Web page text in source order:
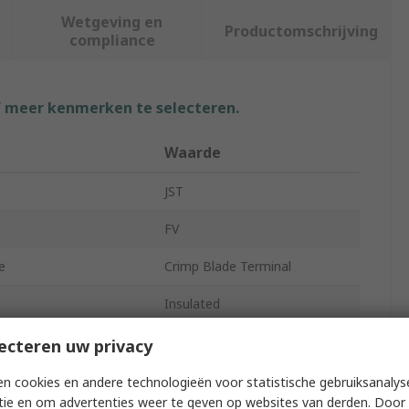
Wetgeving en
compliance
Productomschrijving
kenmerken te selecteren.
Waarde
JST
FV
Crimp Blade Terminal
Insulated
Size AWG 16AWG
uw privacy
cookies en andere technologieën voor statistische
en om advertenties weer te geven op websites van derden. Door